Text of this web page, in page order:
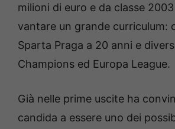
milioni di euro e da classe
vantare un grande curriculum:
Sparta Praga a 20 anni e
Champions ed Europa League.
Già nelle prime uscite ha
candida a essere uno dei